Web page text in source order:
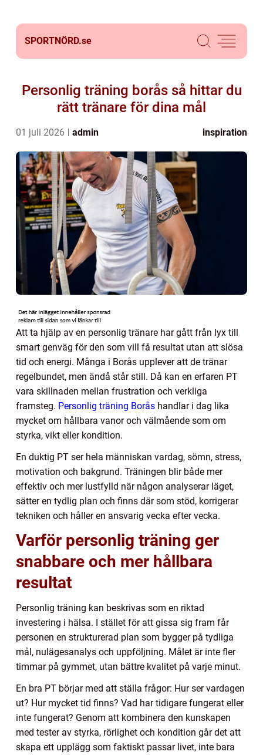
SPORTNÖRD.se
Personlig träning borås så hittar du
rätt tränare för dina mål
01 juli 2026 admin inspiration
Att ta hjälp av en personlig tränare har gått från lyx till
smart genväg för den som vill få resultat utan att slösa
tid och energi. Många i Borås upplever att de tränar
regelbundet, men ändå står still. Då kan en erfaren PT
vara skillnaden mellan frustration och verkliga
framsteg. Personlig träning Borås handlar i dag lika
mycket om hållbara vanor och välmående som om
styrka, vikt eller kondition.
En duktig PT ser hela människan vardag, sömn, stress,
motivation och bakgrund. Träningen blir både mer
effektiv och mer lustfylld när någon analyserar läget,
sätter en tydlig plan och finns där som stöd, korrigerar
tekniken och håller en ansvarig vecka efter vecka.
Varför personlig träning ger
snabbare och mer hållbara
resultat
Personlig träning kan beskrivas som en riktad
investering i hälsa. I stället för att gissa sig fram får
personen en strukturerad plan som bygger på tydliga
mål, nulägesanalys och uppföljning. Målet är inte fler
timmar på gymmet, utan bättre kvalitet på varje minut.
En bra PT börjar med att ställa frågor: Hur ser vardagen
ut? Hur mycket tid finns? Vad har tidigare fungerat eller
inte fungerat? Genom att kombinera den kunskapen
med tester av styrka, rörlighet och kondition går det att
skapa ett upplägg som faktiskt passar livet, inte bara